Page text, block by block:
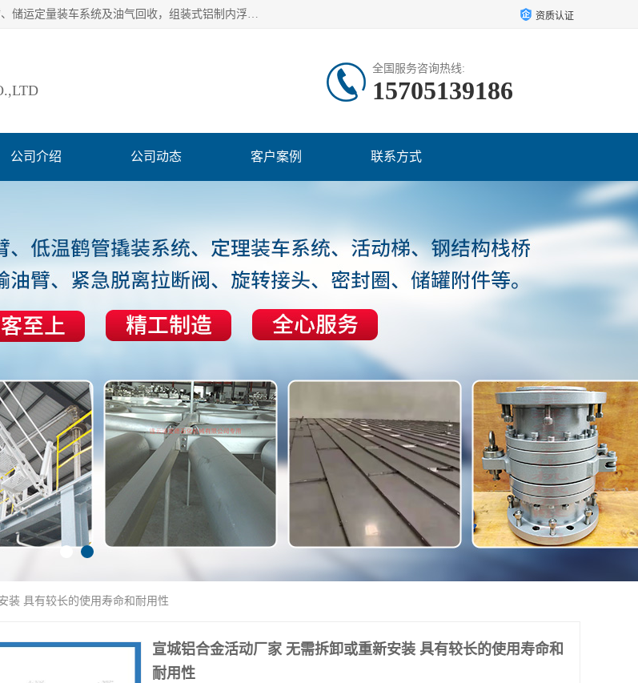
连云港爱德石化机械有限公司主要产品有：鹤管、旋转接头、密封圈、输油臂、储运定量装车系统及油气回收，组装式铝制内浮盘及油罐附件、钢结构栈桥/平台、活动梯、紧急脱离拉断阀等。完备的制造和检测手段以及高素质的员工确保了产品的质量。 资质认证
全国服务咨询热线:
15705139186
公司介绍 公司动态 客户案例 联系方式
装 具有较长的使用寿命和耐用性
宣城铝合金活动厂家 无需拆卸或重新安装 具有较长的使用寿命和
耐用性